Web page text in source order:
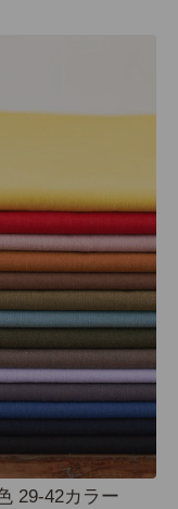
29-42カラー